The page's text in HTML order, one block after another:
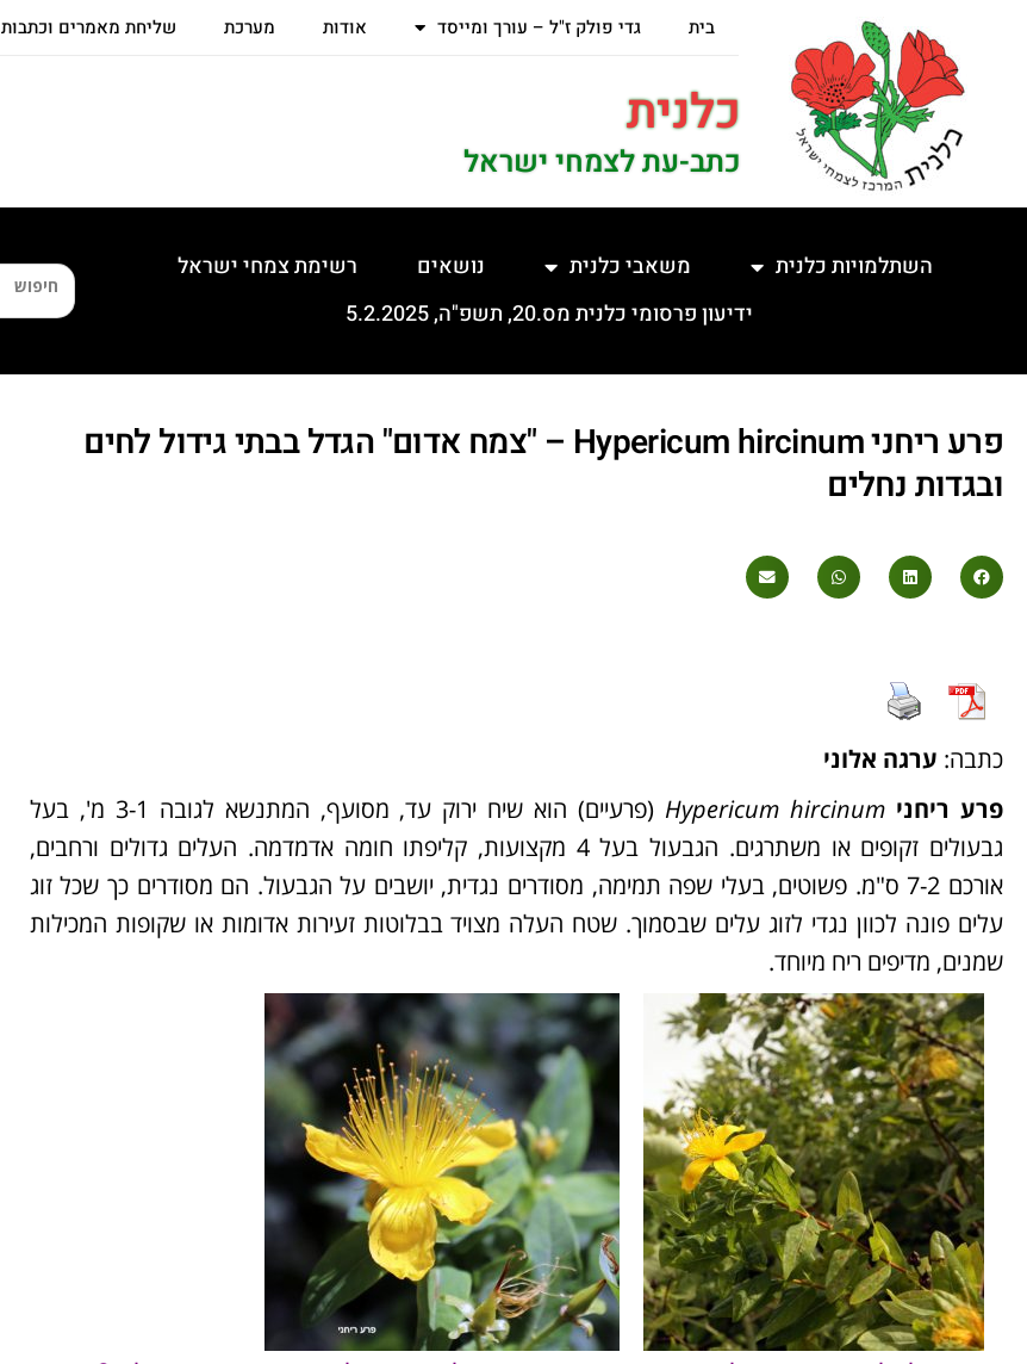
בית גדי פולק ז"ל – עורך ומייסד אודות מערכת שליחת מאמרים וכתבות
כלנית
כתב-עת לצמחי ישראל
השתלמויות כלנית משאבי כלנית נושאים
רשימת צמחי ישראל
ידיעון פרסומי כלנית מס.20, תשפ"ה, 5.2.2025
פרע ריחני Hypericum hircinum – "צמח אדום" הגדל בבתי גידול לחים
ובגדות נחלים
כתבה: ערגה אלוני
פרע ריחני Hypericum hircinum
(פרעיים) הוא שיח ירוק עד, מסועף, המתנשא לגובה 3-1 מ', בעל
גבעולים זקופים או משתרגים. הגבעול בעל 4 מקצועות, קליפתו חומה אדמדמה. העלים גדולים ורחבים,
אורכם 7-2 ס"מ. פשוטים, בעלי שפה תמימה, מסודרים נגדית, יושבים על הגבעול. הם מסודרים כך שכל זוג
עלים פונה לכוון נגדי לזוג עלים שבסמוך. שטח העלה מצויד בבלוטות זעירות אדומות או שקופות המכילות
שמנים, מדיפים ריח מיוחד.